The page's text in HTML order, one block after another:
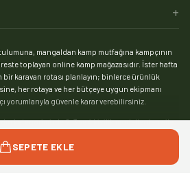
SEPETE EKLE
+
tulumuna, mangaldan kamp mutfağına kampçının
toplayan online kamp mağazasıdır. İster hafta
bir karavan rotası planlayın; binlerce ürünlük
her rotaya ve her bütçeye uygun ekipmanı
yorumlarıyla güvenle karar verebilirsiniz.
kategorimizde 2, 3 ve 4 kişilik modellerden aile
saniyeler içinde kurulan otomatik çadırlardan
bir yelpaze sizi bekliyor. Zorlu hava koşullarında
mevsim dayanımına göre seçebileceğiniz